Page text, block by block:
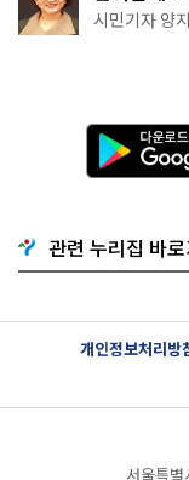
천국이네~
시민기자 양
G
o
g
l
e
관련 누리집 바
개인정보처리방
서울특